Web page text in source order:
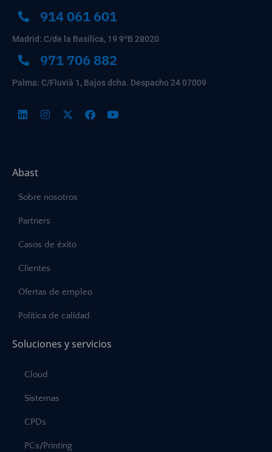
914 061 601
Madrid: C/de la Basílica, 19 9ºB 28020
971 706 882
Palma: C/Fluvià 1, Bajos dcha. Despacho 24 07009
Abast
Sobre nosotros
Partners
Casos de éxito
Clientes
Ofertas de empleo
Política de calidad
Soluciones y servicios
Cloud
Sistemas
CPDs
PCs/Printing